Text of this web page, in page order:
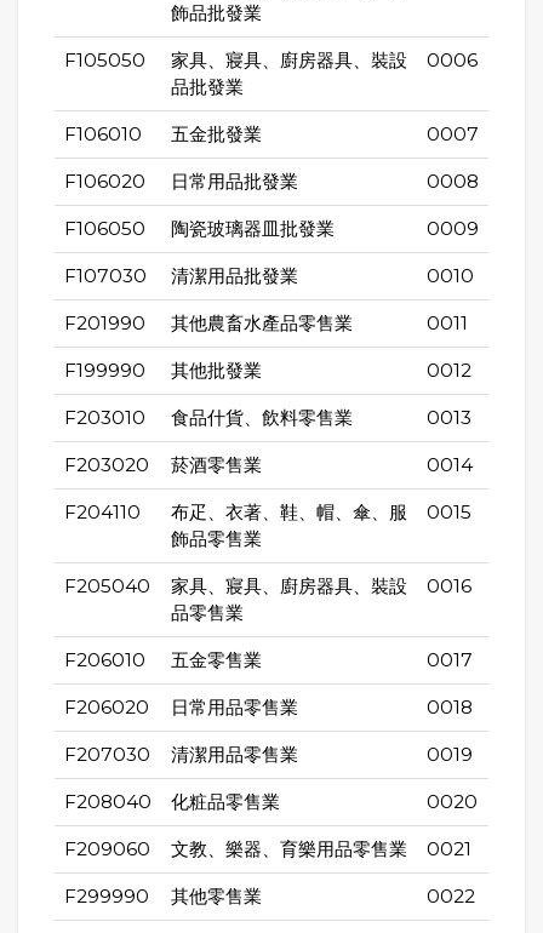
飾品批發業
F105050
家具、寢具、廚房器具、裝設
品批發業
0006
F106010 五金批發業 0007
F106020 日常用品批發業 0008
F106050 陶瓷玻璃器皿批發業 0009
F107030 清潔用品批發業 0010
F201990 其他農畜水產品零售業 0011
F199990 其他批發業 0012
F203010 食品什貨、飲料零售業 0013
F203020 菸酒零售業 0014
F204110
布疋、衣著、鞋、帽、傘、服
飾品零售業
0015
F205040
家具、寢具、廚房器具、裝設
品零售業
0016
F206010 五金零售業 0017
F206020 日常用品零售業 0018
F207030 清潔用品零售業 0019
F208040 化粧品零售業 0020
F209060 文教、樂器、育樂用品零售業 0021
F299990 其他零售業 0022